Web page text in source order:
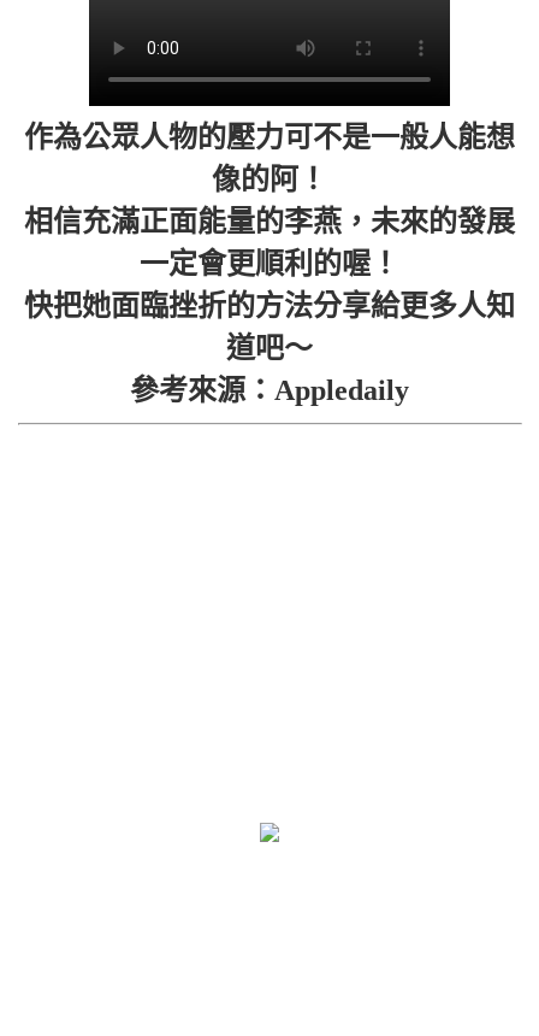
作為公眾人物的壓力可不是一般人能想
像的阿！
相信充滿正面能量的李燕，未來的發展
一定會更順利的喔！
快把她面臨挫折的方法分享給更多人知
道吧～
參考來源：Appledaily